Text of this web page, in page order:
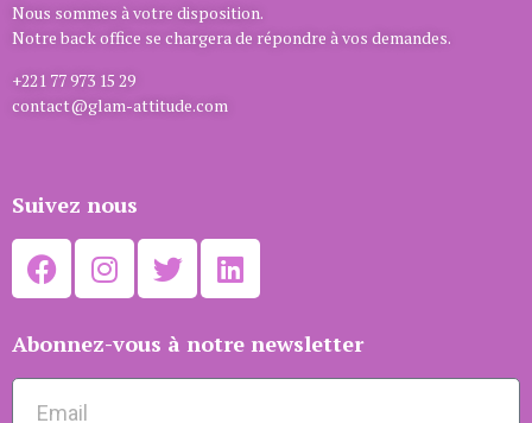
Nous sommes à votre disposition.
Notre back office se chargera de répondre à vos demandes.
+221 77 973 15 29
contact@glam-attitude.com
Suivez nous
Abonnez-vous à notre newsletter